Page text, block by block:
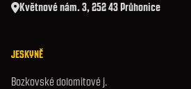
Květnové nám. 3, 252 43 Průhonice
JESKYNĚ
Bozkovské dolomitové j.